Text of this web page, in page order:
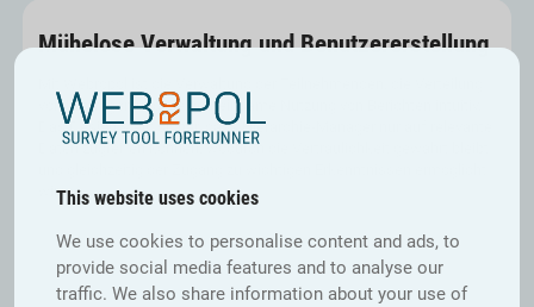
This website uses cookies
We use cookies to personalise content and ads, to
provide social media features and to analyse our
traffic. We also share information about your use of
Mühelose Verwaltung und Benutzererstellung
von Umfragen und die gemeinsame Nutzung von Berichten intuitiv.
Das Design stellt sicher, dass Hierarchie-Manager nur auf relevante
Daten zugreifen können, wodurch die Vertraulichkeit gewahrt bleibt
wird.